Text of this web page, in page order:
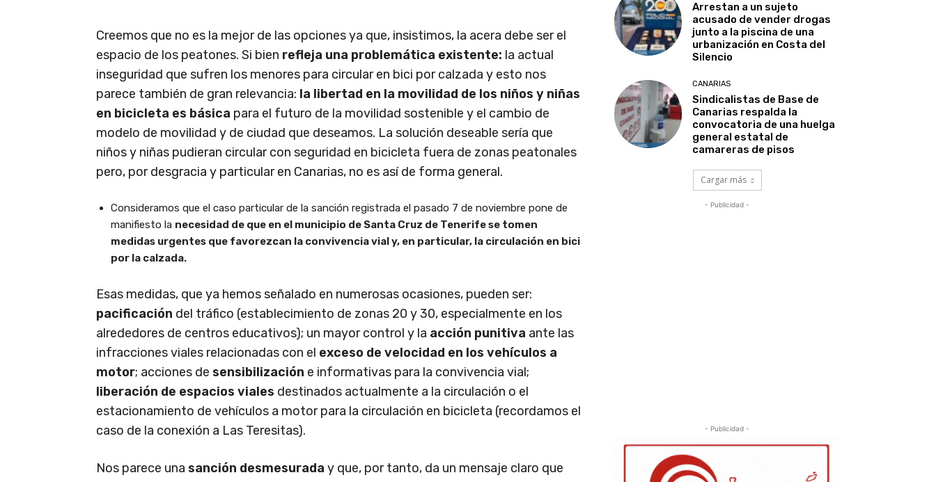
Creemos que no es la mejor de las opciones ya que, insistimos, la acera debe ser el
espacio de los peatones. Si bien refleja una problemática existente: la actual
inseguridad que sufren los menores para circular en bici por calzada y esto nos
parece también de gran relevancia: la libertad en la movilidad de los niños y niñas
en bicicleta es básica para el futuro de la movilidad sostenible y el cambio de
modelo de movilidad y de ciudad que deseamos. La solución deseable sería que
niños y niñas pudieran circular con seguridad en bicicleta fuera de zonas peatonales
pero, por desgracia y particular en Canarias, no es así de forma general.
Consideramos que el caso particular de la sanción registrada el pasado 7 de noviembre pone de
manifiesto la necesidad de que en el municipio de Santa Cruz de Tenerife se tomen
medidas urgentes que favorezcan la convivencia vial y, en particular, la circulación en bici
por la calzada.
Esas medidas, que ya hemos señalado en numerosas ocasiones, pueden ser:
pacificación del tráfico (establecimiento de zonas 20 y 30, especialmente en los
alrededores de centros educativos); un mayor control y la acción punitiva ante las
infracciones viales relacionadas con el exceso de velocidad en los vehículos a
motor; acciones de sensibilización e informativas para la convivencia vial;
liberación de espacios viales destinados actualmente a la circulación o el
estacionamiento de vehículos a motor para la circulación en bicicleta (recordamos el
caso de la conexión a Las Teresitas).
Nos parece una sanción desmesurada y que, por tanto, da un mensaje claro que
Arrestan a un sujeto
acusado de vender drogas
junto a la piscina de una
urbanización en Costa del
Silencio
CANARIAS
Sindicalistas de Base de
Canarias respalda la
convocatoria de una huelga
general estatal de
camareras de pisos
Cargar más
- Publicidad -
- Publicidad -